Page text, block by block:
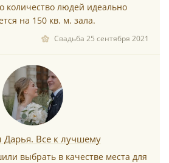
количество людей идеально
на 150 кв. м. зала.
Свадьба 25 сентября 2021
Дарья. Все к лучшему
выбрать в качестве места для